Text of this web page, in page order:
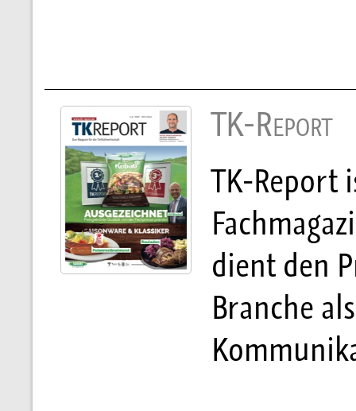
TK-Report
TK-Report
dient den
Branche